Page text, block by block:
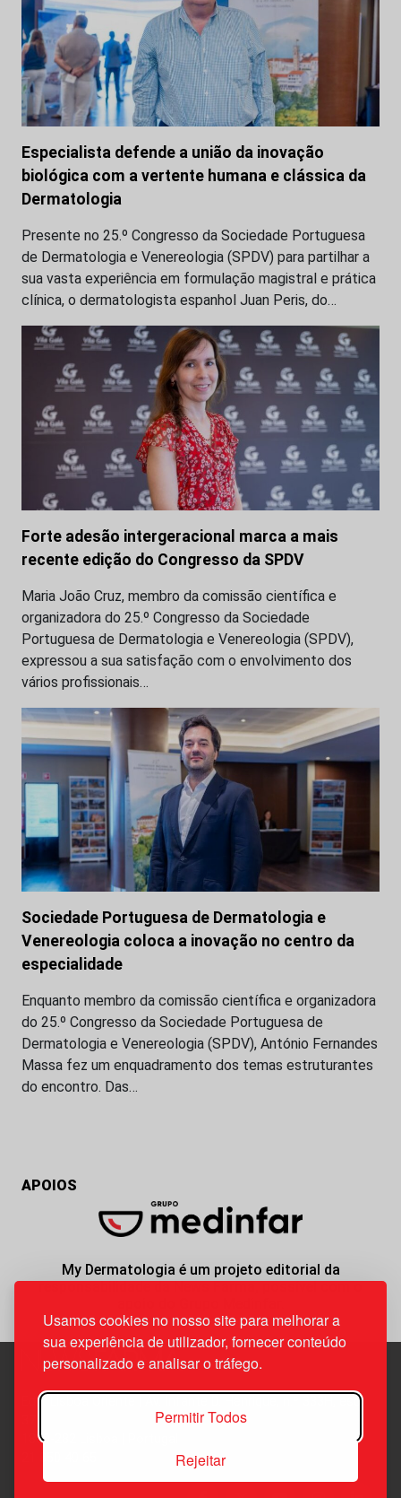
Usamos cookies no nosso site para melhorar a
sua experiência de utilizador, fornecer conteúdo
personalizado e analisar o tráfego.
Permitir Todos
Rejeitar
Especialista defende a união da inovação
biológica com a vertente humana e clássica da
Dermatologia
Presente no 25.º Congresso da Sociedade Portuguesa
de Dermatologia e Venereologia (SPDV) para partilhar a
sua vasta experiência em formulação magistral e prática
clínica, o dermatologista espanhol Juan Peris, do…
Forte adesão intergeracional marca a mais
recente edição do Congresso da SPDV
Maria João Cruz, membro da comissão científica e
organizadora do 25.º Congresso da Sociedade
Portuguesa de Dermatologia e Venereologia (SPDV),
expressou a sua satisfação com o envolvimento dos
vários profissionais…
Sociedade Portuguesa de Dermatologia e
Venereologia coloca a inovação no centro da
especialidade
Enquanto membro da comissão científica e organizadora
do 25.º Congresso da Sociedade Portuguesa de
Dermatologia e Venereologia (SPDV), António Fernandes
Massa fez um enquadramento dos temas estruturantes
do encontro. Das…
APOIOS
My Dermatologia é um projeto editorial da
responsabilidade da News Farma, possível com o
Edif. Lisboa Oriente | Av. Infante D. Henrique, n.º 333H, esc.
1800-282 Lisboa | Portugal